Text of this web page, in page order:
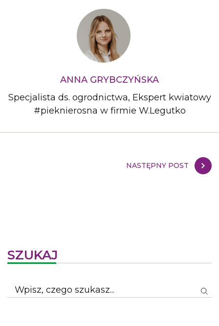
ANNA GRYBCZYŃSKA
Specjalista ds. ogrodnictwa, Ekspert kwiatowy
#pieknierosna w firmie W.Legutko
NASTĘPNY POST
SZUKAJ